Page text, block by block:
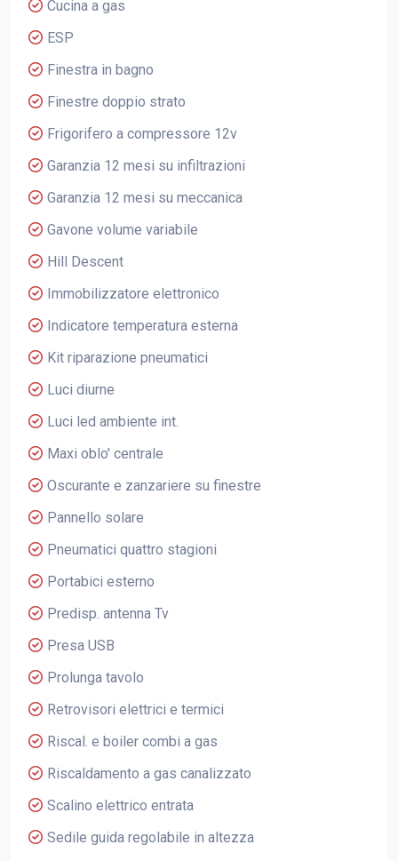
Cucina a gas
ESP
Finestra in bagno
Finestre doppio strato
Frigorifero a compressore 12v
Garanzia 12 mesi su infiltrazioni
Garanzia 12 mesi su meccanica
Gavone volume variabile
Hill Descent
Immobilizzatore elettronico
Indicatore temperatura esterna
Kit riparazione pneumatici
Luci diurne
Luci led ambiente int.
Maxi oblo' centrale
Oscurante e zanzariere su finestre
Pannello solare
Pneumatici quattro stagioni
Portabici esterno
Predisp. antenna Tv
Presa USB
Prolunga tavolo
Retrovisori elettrici e termici
Riscal. e boiler combi a gas
Riscaldamento a gas canalizzato
Scalino elettrico entrata
Sedile guida regolabile in altezza